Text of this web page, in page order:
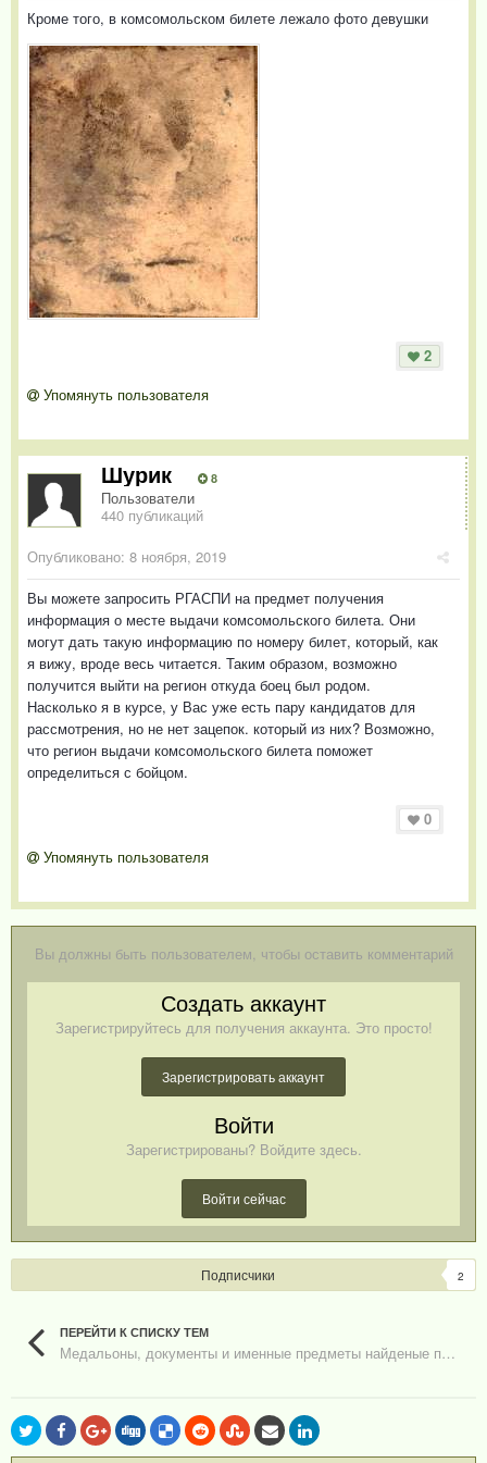
Кроме того, в комсомольском билете лежало фото девушки
2
Упомянуть пользователя
Шурик 8
Пользователи
440 публикаций
Опубликовано: 8 ноября, 2019
Вы можете запросить РГАСПИ на предмет получения
информация о месте выдачи комсомольского билета. Они
могут дать такую информацию по номеру билет, который, как
я вижу, вроде весь читается. Таким образом, возможно
получится выйти на регион откуда боец был родом.
Насколько я в курсе, у Вас уже есть пару кандидатов для
рассмотрения, но не нет зацепок. который из них? Возможно,
что регион выдачи комсомольского билета поможет
определиться с бойцом.
0
Упомянуть пользователя
Вы должны быть пользователем, чтобы оставить комментарий
Создать аккаунт
Зарегистрируйтесь для получения аккаунта. Это просто!
Зарегистрировать аккаунт
Войти
Зарегистрированы? Войдите здесь.
Войти сейчас
Подписчики 2
ПЕРЕЙТИ К СПИСКУ ТЕМ
Медальоны, документы и именные предметы найденые поисковыми отрядами